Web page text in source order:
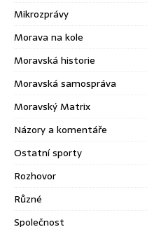
Mikrozprávy
Morava na kole
Moravská historie
Moravská samospráva
Moravský Matrix
Názory a komentáře
Ostatní sporty
Rozhovor
Různé
Společnost